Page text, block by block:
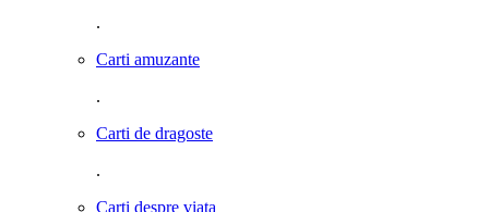
.
Carti amuzante
.
Carti de dragoste
.
Carti despre viata